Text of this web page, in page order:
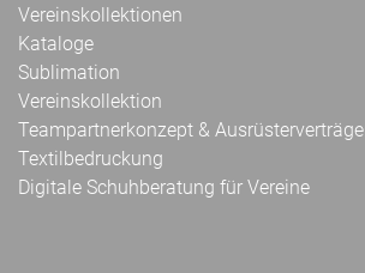
Vereinskollektionen
Kataloge
Sublimation
Vereinskollektion
Teampartnerkonzept & Ausrüsterverträge
Textilbedruckung
Digitale Schuhberatung für Vereine